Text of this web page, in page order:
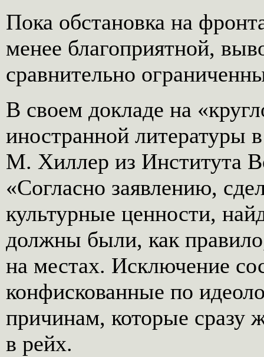
Пока обстановка на
менее благоприятной,
сравнительно
В своем докладе на
иностранной литературы
М. Хиллер из Института
«Согласно заявлению,
культурные ценности,
должны были, как
на местах. Исключение
конфискованные по
причинам, которые
в рейх.